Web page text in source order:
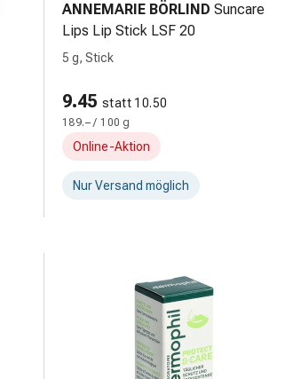
ANNEMARIE BÖRLIND Suncare
Lips Lip Stick LSF 20
5 g, Stick
9.45 statt 10.50
189.– / 100 g
Online-Aktion
Nur Versand möglich